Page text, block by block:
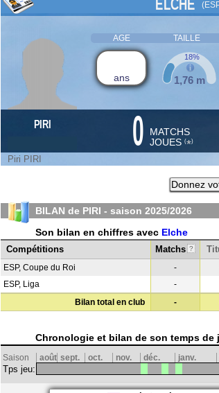
ELCHE
AGE TAILLE
ans 1,76 m
18%
PIRI 0 MATCHS
JOUES (*)
Piri PIRI
Donnez
BILAN de PIRI - saison 2025/2026
Son bilan en chiffres avec Elche
Compétitions
Matchs ?
ESP, Coupe du Roi -
ESP, Liga
-
Bilan total en club
-
Chronologie et bilan de son temps de
Saison août sept. oct. nov. déc. janv.
Tps jeu: